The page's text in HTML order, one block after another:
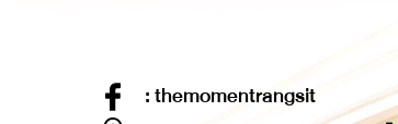
: themomentrangsit